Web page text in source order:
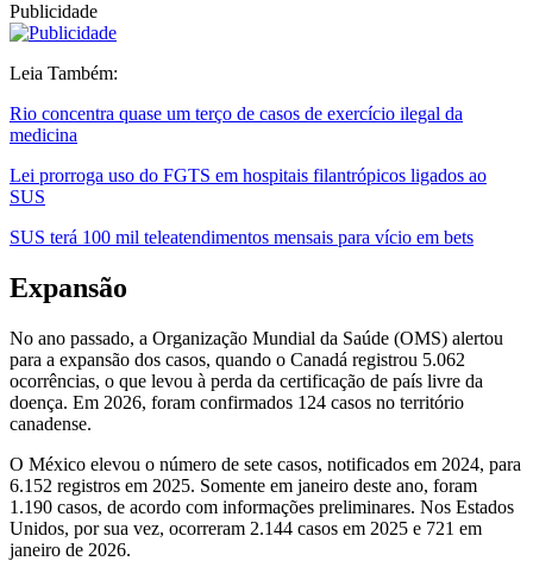
Publicidade
Leia Também:
Rio concentra quase um terço de casos de exercício ilegal da
medicina
Lei prorroga uso do FGTS em hospitais filantrópicos ligados ao
SUS
SUS terá 100 mil teleatendimentos mensais para vício em bets
Expansão
No ano passado, a Organização Mundial da Saúde (OMS) alertou
para a expansão dos casos, quando o Canadá registrou 5.062
ocorrências, o que levou à perda da certificação de país livre da
doença. Em 2026, foram confirmados 124 casos no território
canadense.
O México elevou o número de sete casos, notificados em 2024, para
6.152 registros em 2025. Somente em janeiro deste ano, foram
1.190 casos, de acordo com informações preliminares. Nos Estados
Unidos, por sua vez, ocorreram 2.144 casos em 2025 e 721 em
janeiro de 2026.